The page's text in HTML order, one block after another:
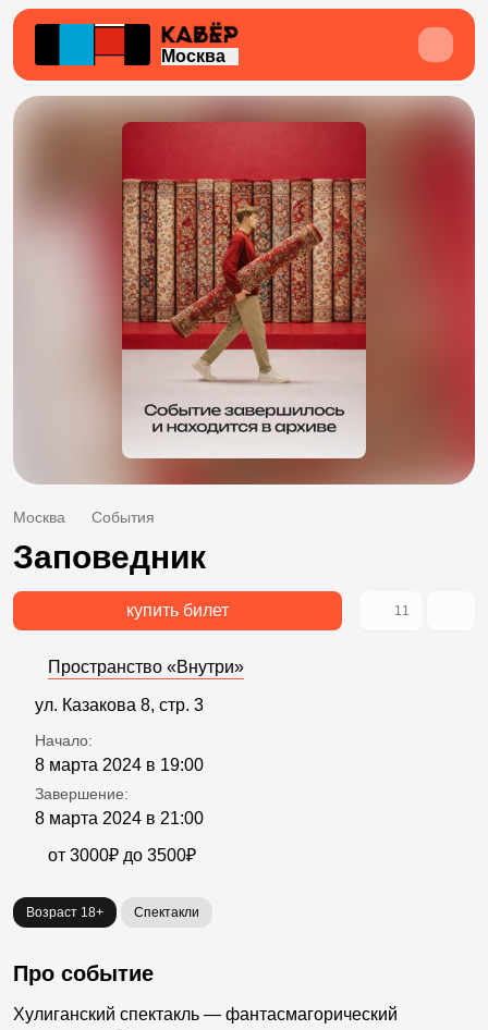
Москва
Москва События
Заповедник
купить билет 11
Пространство «Внутри»
ул. Казакова 8, стр. 3
Начало:
8 марта 2024 в 19:00
Завершение:
8 марта 2024 в 21:00
от 3000₽ до 3500₽
Возраст 18+ Спектакли
Про событие
Хулиганский спектакль — фантасмагорический